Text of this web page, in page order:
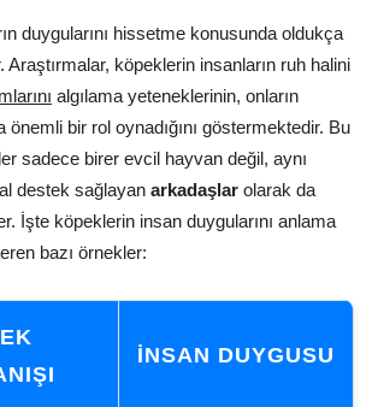
duygularını hissetme konusunda oldukça
Araştırmalar, köpeklerin insanların ruh halini
algılama yeteneklerinin, onların
önemli bir rol oynadığını göstermektedir. Bu
sadece birer evcil hayvan değil, aynı
destek sağlayan arkadaşlar olarak da
İşte köpeklerin insan duygularını anlama
bazı örnekler:
İNSAN DUYGUSU